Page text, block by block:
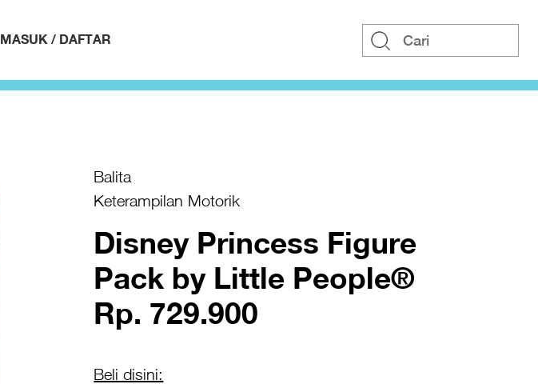
MASUK / DAFTAR
Balita
Keterampilan Motorik
Disney Princess Figure
Pack by Little People®
Rp. 729.900
Beli disini: